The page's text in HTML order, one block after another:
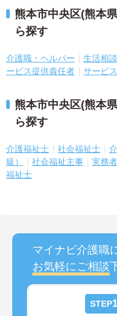
熊本市中央区(熊本
ら探す
介護職・ヘルパー 生活相
ービス提供責任者
サービ
熊本市中央区(熊本
ら探す
介護福祉士 社会福祉士
級）
社会福祉主事 実務
福祉士
マイナビ介護職
お気軽にご相談
STEP1